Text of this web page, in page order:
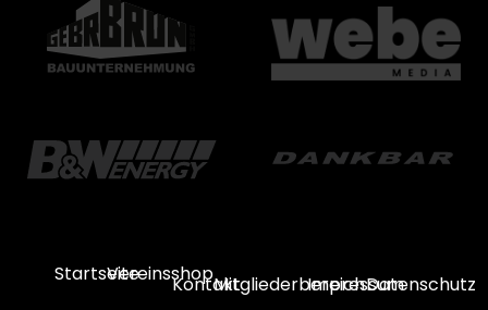
StartseiteVereinsshop
KontaktMitgliederbereich
ImpressumDatenschutz